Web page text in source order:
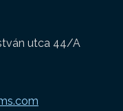
utca 44/A